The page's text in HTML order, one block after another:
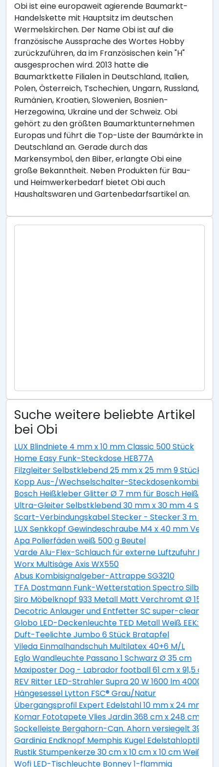
Obi ist eine europaweit agierende Baumarkt-
Handelskette mit Hauptsitz im deutschen
Wermelskirchen. Der Name Obi ist auf die
französische Aussprache des Wortes Hobby
zurückzuführen, da im Französischen kein "H"
ausgesprochen wird. 2013 hatte die
Baumarktkette Filialen in Deutschland, Italien,
Polen, Österreich, Tschechien, Ungarn, Russland,
Rumänien, Kroatien, Slowenien, Bosnien-
Herzegowina, Ukraine und der Schweiz. Obi
gehört zu den größten Baumarktunternehmen
Europas und führt die Top-Liste der Baumärkte in
Deutschland an. Gerade durch das
Markensymbol, den Biber, erlangte Obi eine
große Bekanntheit. Neben Produkten für Bau-
und Heimwerkerbedarf bietet Obi auch
Haushaltswaren und Gartenbedarfsartikel an.
Suche weitere beliebte Artikel
bei Obi
LUX Blindniete 4 mm x 10 mm Classic 500 Stück
Home Easy Funk-Steckdose HE877A
Filzgleiter Selbstklebend 25 mm x 25 mm 9 Stück
Kopp Aus-/Wechselschalter-
Bosch Heißkleber Glitter Ø 7 mm für Bosch
Ultra-Gleiter Selbstklebend 30 mm x 30 mm 4 Stück
Scart-Verbindungskabel Stecker - Stecker 3 m
LUX Senkkopf Gewindeschraube M4 x 40 mm
Apa Polierfäden weiß 500 g Beutel
Varde Alu-Flex-Schlauch für externe Luftzufuhr
Worx Multisäge Axis WX550
Abus Kombisignalgeber-Attrappe SG3210
TFA Dostmann Funk-Wetterstation Spectro Silber
Siro Möbelknopf 933 Metall Matt Verchromt Ø 15 mm
Decotric Anlauger und Entfetter SC super-clean 500
Globo LED-Deckenleuchte TED Metall Weiß EEK: A+
Duft-Teelichte Jumbo 6 Stück Bratapfel
Vileda Einmalhandschuh Multilatex 40+6 M/L
Eglo Wandleuchte Passano 1 Schwarz Ø 35 cm
Maxiposter Dog - Labrador football 61 cm x 91,5 cm
REV Ritter LED-Strahler Supra 20 W 1600 lm 4000 K
Hängesessel Lytton FSC® Grau/Natur
Übergangsprofil Expert Edelstahl 10 mm x 24 mm
Komar Fototapete Vlies Jardin 368 cm x 248 cm
Sockelleiste Bergahorn-Can. Ahorn versiegelt 39
Gardinia Endknopf Memphis Kugel Edelstahloptik 2-
Rustik Stumpenkerze 30 cm x 10 cm x 10 cm Weiß
Wofi LED-Tischleuchte Bonney 1-flammig